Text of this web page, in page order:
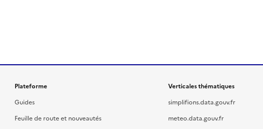
Plateforme
Guides
Feuille de route et nouveautés
Verticales thématiques
simplifions.data.gouv.fr
meteo.data.gouv.fr